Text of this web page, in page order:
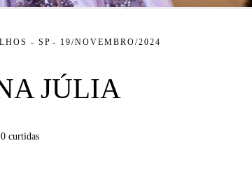
- SP 19/NOVEMBRO/2024
JÚLIA
0curtidas